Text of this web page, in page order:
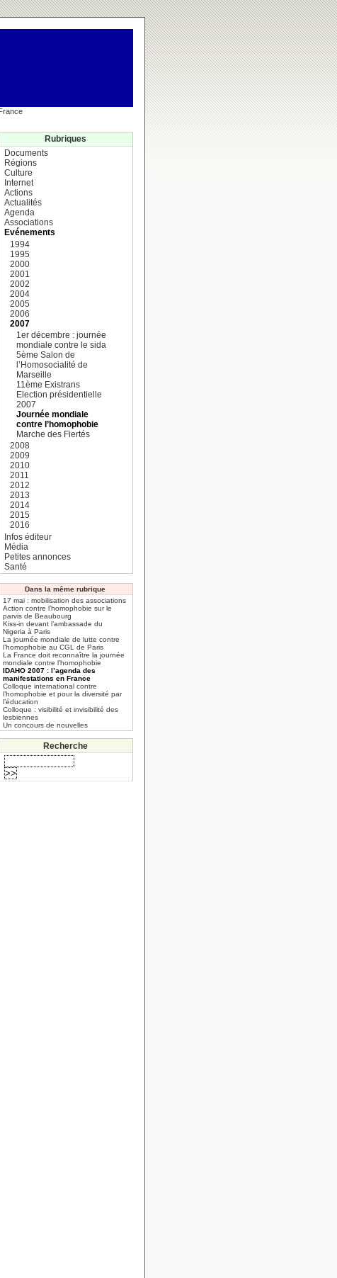
Rubriques
Documents
Régions
Culture
Internet
Actions
Actualités
Agenda
Associations
Evénements
1994
1995
2000
2001
2002
2004
2005
2006
2007
1er décembre : journée
mondiale contre le sida
5ème Salon de
l’Homosocialité de
Marseille
11ème Existrans
Election présidentielle
2007
Journée mondiale
contre l’homophobie
Marche des Fiertés
2008
2009
2010
2011
2012
2013
2014
2015
2016
Infos éditeur
Média
Petites annonces
Santé
Dans la même rubrique
17 mai : mobilisation des associations
Action contre l’homophobie sur le
parvis de Beaubourg
Kiss-in devant l’ambassade du
Nigeria à Paris
La journée mondiale de lutte contre
l’homophobie au CGL de Paris
La France doit reconnaître la journée
mondiale contre l’homophobie
IDAHO 2007 : l’agenda des
manifestations en France
Colloque international contre
l’homophobie et pour la diversité par
l’éducation
Colloque : visibilité et invisibilité des
lesbiennes
Un concours de nouvelles
Recherche